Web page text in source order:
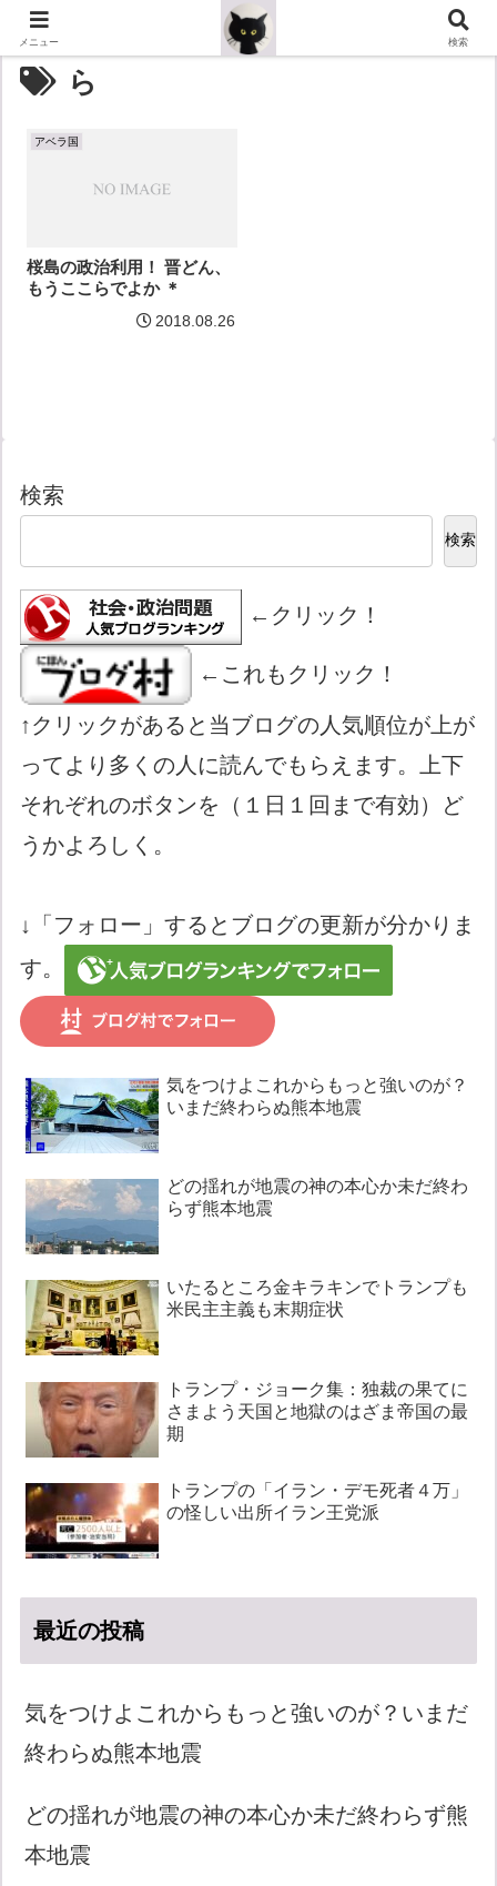
ら
アベラ国
桜島の政治利用！ 晋どん、
もうここらでよか ＊
2018.08.26
検索
検索
←クリック！
←これもクリック！
↑クリックがあると当ブログの人気順位が上が
ってより多くの人に読んでもらえます。上下
それぞれのボタンを（１日１回まで有効）ど
うかよろしく。
↓「フォロー」するとブログの更新が分かりま
す。
気をつけよこれからもっと強いのが？
いまだ終わらぬ熊本地震
どの揺れが地震の神の本心か未だ終わ
らず熊本地震
いたるところ金キラキンでトランプも
米民主主義も末期症状
トランプ・ジョーク集：独裁の果てに
さまよう天国と地獄のはざま帝国の最
期
トランプの「イラン・デモ死者４万」
の怪しい出所イラン王党派
最近の投稿
気をつけよこれからもっと強いのが？いまだ
終わらぬ熊本地震
どの揺れが地震の神の本心か未だ終わらず熊
本地震
メニュー 検索